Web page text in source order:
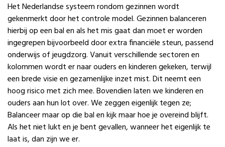
Het Nederlandse systeem rondom gezinnen wordt
gekenmerkt door het controle model. Gezinnen balanceren
hierbij op een bal en als het mis gaat dan moet er worden
ingegrepen bijvoorbeeld door extra financiële steun, passend
onderwijs of jeugdzorg. Vanuit verschillende sectoren en
kolommen wordt er naar ouders en kinderen gekeken, terwijl
een brede visie en gezamenlijke inzet mist. Dit neemt een
hoog risico met zich mee. Bovendien laten we kinderen en
ouders aan hun lot over. We zeggen eigenlijk tegen ze;
Balanceer maar op die bal en kijk maar hoe je overeind blijft.
Als het niet lukt en je bent gevallen, wanneer het eigenlijk te
laat is, dan zijn we er.